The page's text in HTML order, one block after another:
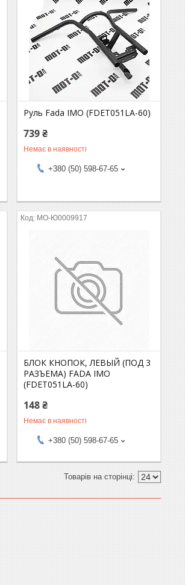
Руль Fada IMO (FDET051LA-60)
739 ₴
Немає в наявності
+380 (50) 598-67-65
MO-Ю0009917
БЛОК КНОПОК, ЛЕВЫЙ (ПОД 3
РАЗЪЕМА) FADA IMO
(FDET051LA-60)
148 ₴
Немає в наявності
+380 (50) 598-67-65